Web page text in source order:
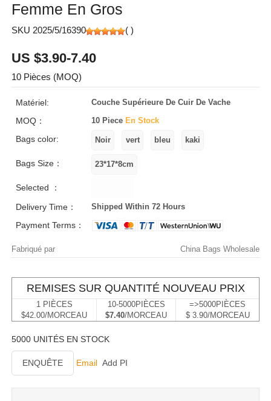
Femme En Gros
SKU 2025/5/16390 ( )
US $3.90-7.40
10 Pièces (MOQ)
Matériel: Couche Supérieure De Cuir De Vache
MOQ： 10 Piece En Stock
Bags color:
Bags Size：
Selected ：
Delivery Time：
Shipped Within 72 Hours
Payment Terms：
Fabriqué par China Bags Wholesale
REMISES SUR QUANTITÉ NOUVEAU PRIX
1 PIÈCES
$42.00/MORCEAU
10-5000PIÈCES
$7.40/MORCEAU
=>5000PIÈCES
$ 3.90/MORCEAU
5000 UNITÉS EN STOCK
ENQUÊTE Email Add PI